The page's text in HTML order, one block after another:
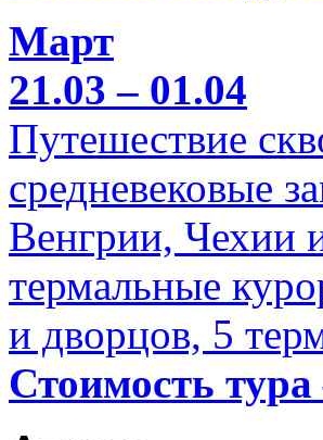
Март
21.03 – 01.04
Путешествие
средневековые
Венгрии, Чехии
термальные
и дворцов, 5
Стоимость тура